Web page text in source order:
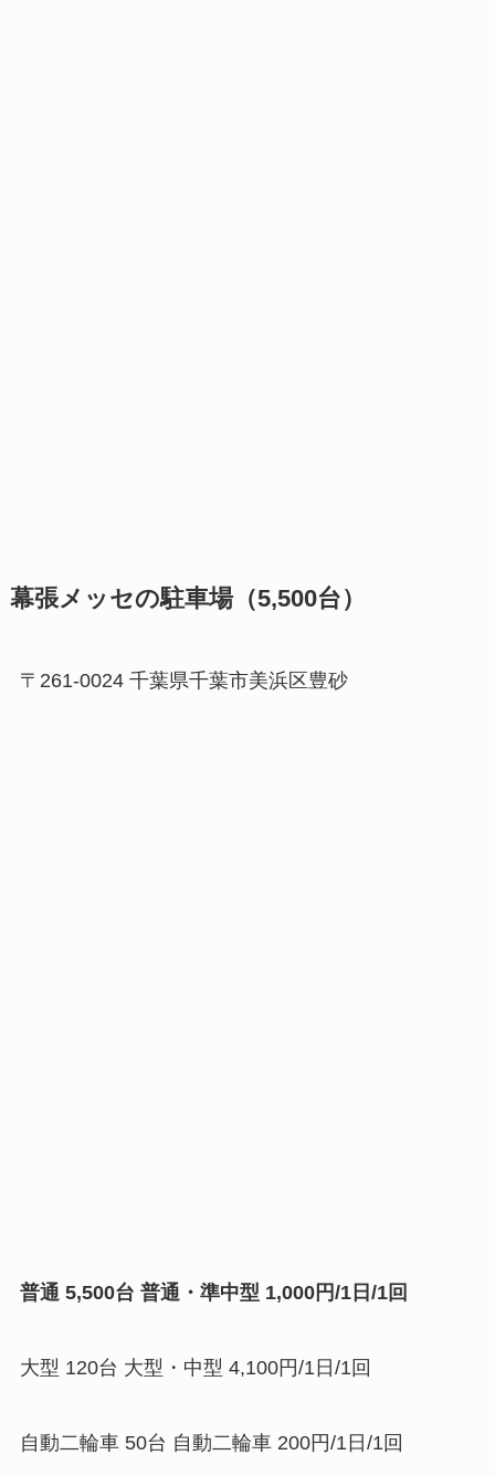
幕張メッセの駐車場（5,500台）
〒261-0024 千葉県千葉市美浜区豊砂
普通 5,500台 普通・準中型 1,000円/1日/1回
大型 120台 大型・中型 4,100円/1日/1回
自動二輪車 50台 自動二輪車 200円/1日/1回